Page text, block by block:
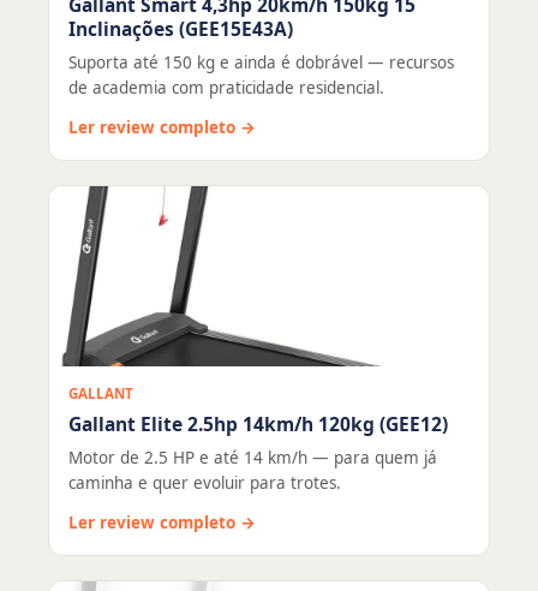
Inclinações (GEE15E43A)
Suporta até 150 kg e ainda é dobrável — recursos
de academia com praticidade residencial.
Ler review completo →
GALLANT
Gallant Elite 2.5hp 14km/h 120kg (GEE12)
Motor de 2.5 HP e até 14 km/h — para quem já
caminha e quer evoluir para trotes.
Ler review completo →